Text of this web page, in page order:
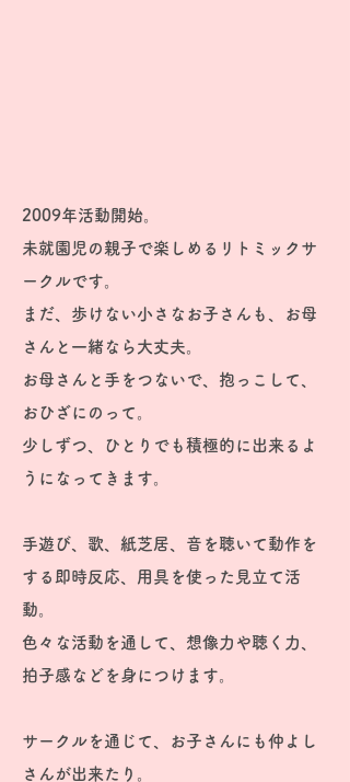
​2009年活動開始。
未就園児の親子で楽しめるリトミックサ
ークルです。
まだ、歩けない小さなお子さんも、お母
さんと一緒なら大丈夫。
お母さんと手をつないで、抱っこして、
おひざにのって。
少しずつ、ひとりでも積極的に出来るよ
うになってきます。
手遊び、歌、紙芝居、音を聴いて動作を
する即時反応、用具を使った見立て活
動。
色々な活動を通して、想像力や聴く力、
拍子感などを身につけます。
サークルを通じて、お子さんにも仲よし
さんが出来たり。